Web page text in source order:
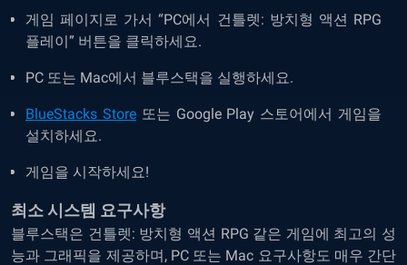
게임 페이지로 가서 “PC에서 건틀렛: 방치형 액션 RPG
플레이” 버튼을 클릭하세요.
PC 또는 Mac에서 블루스택을 실행하세요.
BlueStacks Store또는 Google Play 스토어에서 게임을
설치하세요.
게임을 시작하세요!
최소 시스템 요구사항
블루스택은 건틀렛: 방치형 액션 RPG 같은 게임에 최고의 성
능과 그래픽을 제공하며, PC 또는 Mac 요구사항도 매우 간단